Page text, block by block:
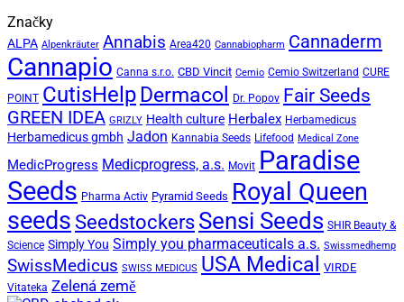
Značky
ALPA Alpenkräuter Annabis Area420 Cannabiopharm Cannaderm
Cannapio Canna s.r.o. CBD Vincit Cemio Cemio Switzerland CURE
POINT CutisHelpDermacol Dr. Popov Fair Seeds
GREEN IDEA GRIZLY Health culture Herbalex Herbamedicus
Herbamedicus gmbh Jadon Kannabia Seeds Lifefood Medical Zone
MedicProgress Medicprogress, a.s. Movit Paradise
Seeds Pharma Activ Pyramid Seeds Royal Queen
seeds Seedstockers Sensi Seeds SHIR Beauty &
Science Simply You Simply you pharmaceuticals a.s. Swissmedhemp
SwissMedicus SWISS MEDICUS USA Medical VIRDE
Vitateka Zelená země